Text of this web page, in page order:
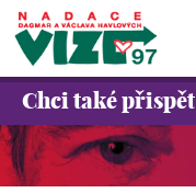
O NÁS
PROJEKTY
Chci také přispět